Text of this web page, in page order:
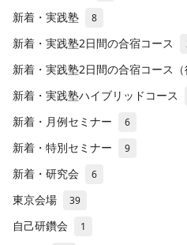
新着・実践塾 8
新着・実践塾2日間の合宿コース
新着・実践塾2日間の合宿コース（
新着・実践塾ハイブリッドコース
新着・月例セミナー 6
新着・特別セミナー 9
新着・研究会 6
東京会場 39
自己研鑽会 1